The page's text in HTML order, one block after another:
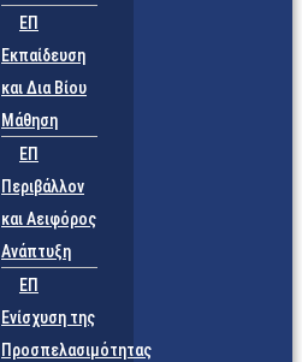
ΕΠ
Εκπαίδευση
και Δια Βίου
Μάθηση
ΕΠ
Περιβάλλον
και Αειφόρος
Ανάπτυξη
ΕΠ
Ενίσχυση της
Προσπελασιμότητας